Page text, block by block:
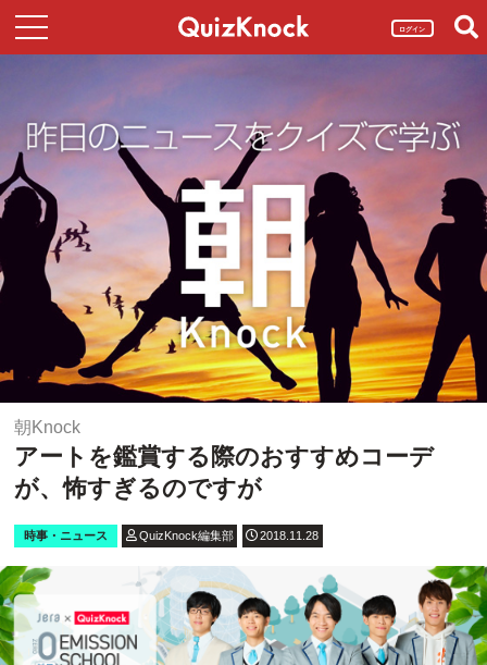
ログイン
朝Knock
アートを鑑賞する際のおすすめコーデ
が、怖すぎるのですが
時事・ニュース QuizKnock編集部 2018.11.28